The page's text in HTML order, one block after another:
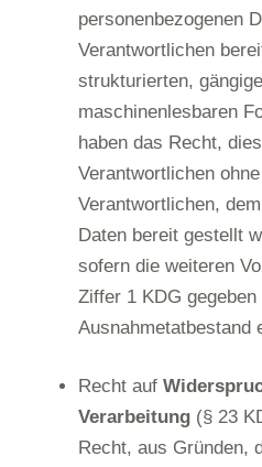
personenbezogenen
Verantwortlichen
strukturierten,
maschinenlesbaren
haben das Recht,
Verantwortlichen
Verantwortlichen,
Daten bereit gestellt
sofern die weiteren
Ziffer 1 KDG
Ausnahmetatbestand
Recht auf
Verarbeitung (§ 23
Recht, aus Gründen,